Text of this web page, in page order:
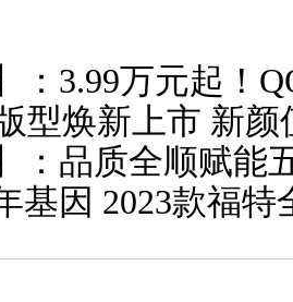
： 3.99万元起！
型焕新上市 新
： 品质全顺赋能
基因 2023款福特